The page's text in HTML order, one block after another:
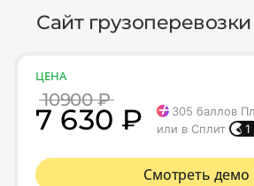
Сайт
ЦЕНА
10900 ₽
7 630 ₽ 305 баллов
или в Сплит
Смотреть демо